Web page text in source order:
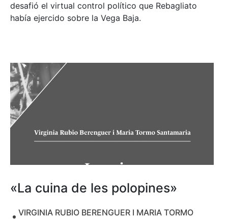
desafió el virtual control político que Rebagliato
había ejercido sobre la Vega Baja.
«La cuina de les polopines»
VIRGINIA RUBIO BERENGUER I MARIA TORMO